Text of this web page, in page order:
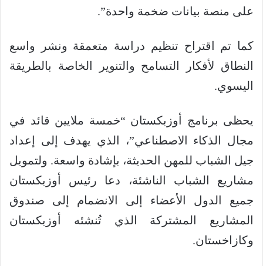
على منصة بيانات ضخمة واحدة”.
كما تم اقتراح تنظيم دراسة متعمقة ونشر واسع
النطاق لأفكار التسامح والتنوير الخاصة بالطريقة
اليسوي.
يحظى برنامج أوزبكستان “خمسة ملايين قائد في
مجال الذكاء الاصطناعي”، الذي يهدف إلى إعداد
جيل الشباب للمهن الحديثة، بإشادة واسعة. ولتمويل
مشاريع الشباب الناشئة، دعا رئيس أوزبكستان
جميع الدول الأعضاء إلى الانضمام إلى صندوق
المشاريع المشتركة الذي تُنشئه أوزبكستان
وكازاخستان.